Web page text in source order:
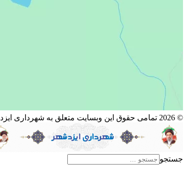
© 2026 تمامی حقوق این وبسایت متعلق به شهرداری ایزدشهر می باشد.
جستجو